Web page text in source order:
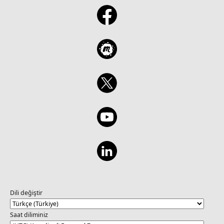
Studio, N8n, Dify y CrewAI, para prototipar,
automatizar y mejorar procesos. Diseñada
entusiastas de la tecnología, la serie ofrece
una introducción práctica y accesible a la
facilitando la colaboración, optimización y
expansión del uso de la IA en entornos
desarrolle sus habilidades con Azure AI
Dili değiştir
Saat diliminiz